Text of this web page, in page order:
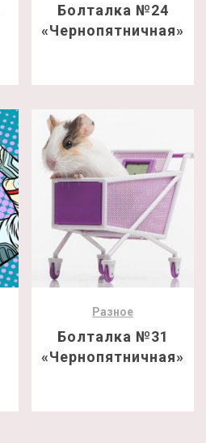
Болталка №24
«Чернопятничная»
Разное
Болталка №31
«Чернопятничная»